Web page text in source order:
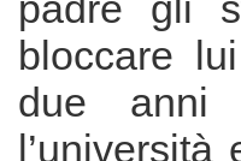
bloccare
due anni